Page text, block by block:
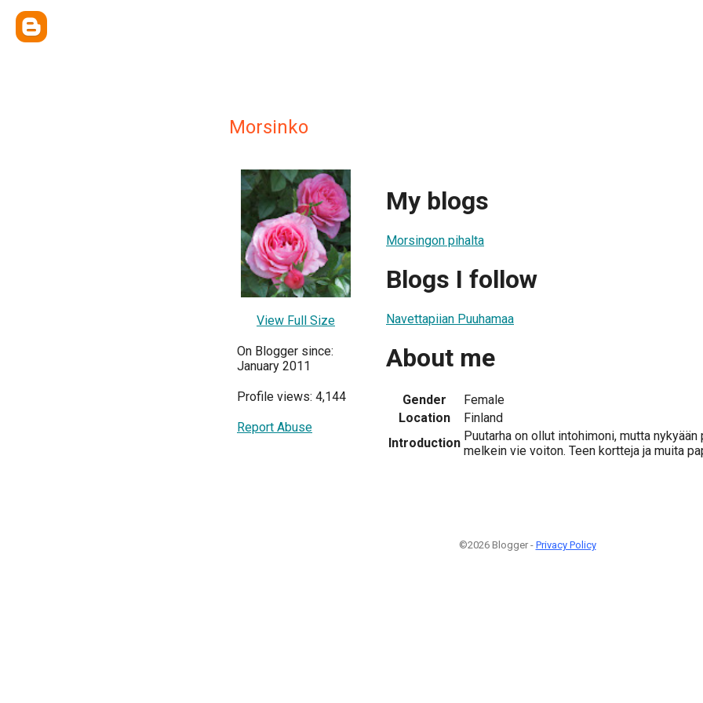
Morsinko
View Full Size
On Blogger since:
January 2011
Profile views: 4,144
Report Abuse
My blogs
Morsingon pihalta
Blogs I follow
Navettapiian Puuhamaa
About me
Gender
Female
Location
Finland
Introduction Puutarha on ollut intohimoni, mutta
melkein vie voiton. Teen kortteja ja muita
©2026 Blogger - Privacy Policy